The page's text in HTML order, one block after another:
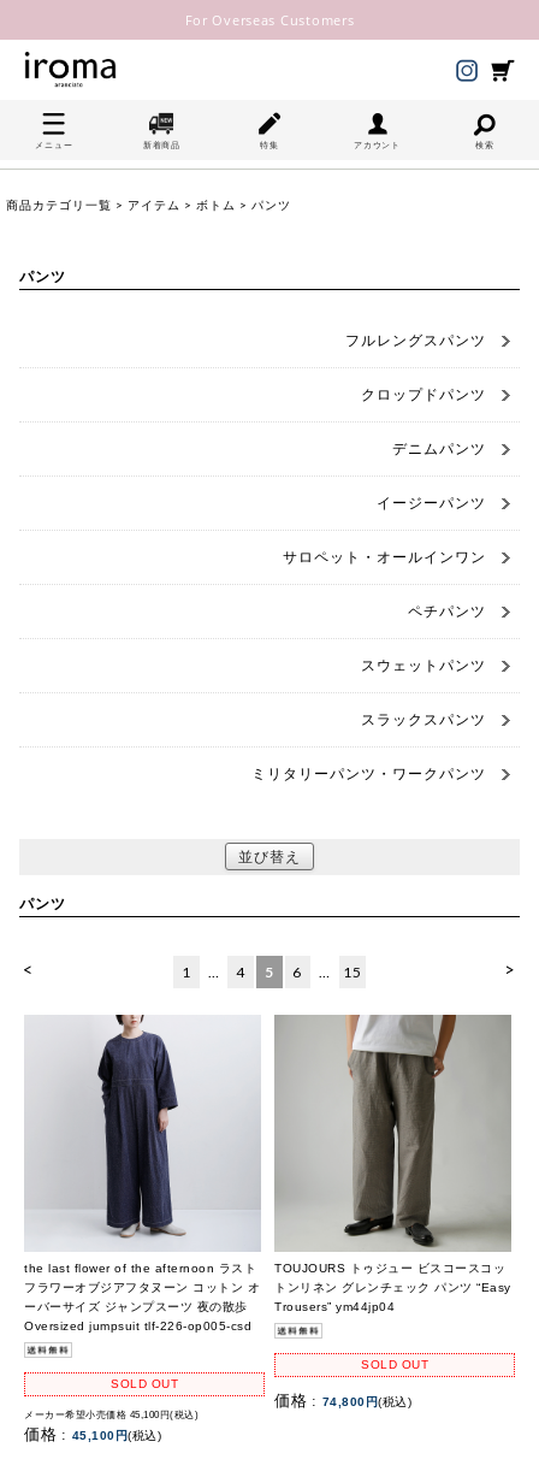
For Overseas Customers
メニュー 新着商品 特集 アカウント 検索
商品カテゴリ一覧 > アイテム > ボトム > パンツ
パンツ
フルレングスパンツ
クロップドパンツ
デニムパンツ
イージーパンツ
サロペット・オールインワン
ペチパンツ
スウェットパンツ
スラックスパンツ
ミリタリーパンツ・ワークパンツ
並び替え
パンツ
< >
1 … 4 5 6 … 15
the last flower of the afternoon ラスト
フラワーオブジアフタヌーン コットン オ
ーバーサイズ ジャンプスーツ 夜の散歩
Oversized jumpsuit tlf-226-op005-csd
SOLD OUT
メーカー希望小売価格 45,100円(税込)
価格 : 45,100円(税込)
TOUJOURS トゥジュー ビスコースコッ
トンリネン グレンチェック パンツ “Easy
Trousers” ym44jp04
SOLD OUT
価格 : 74,800円(税込)